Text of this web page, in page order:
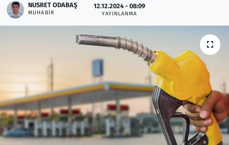
NUSRET ODABAŞ
MUHABIR
12.12.2024 - 08:09
YAYINLANMA
Resmi İlanlar
Rüya Tabirleri
Sağlık